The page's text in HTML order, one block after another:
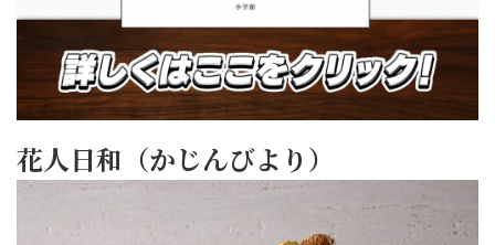
花人日和（かじんびより）